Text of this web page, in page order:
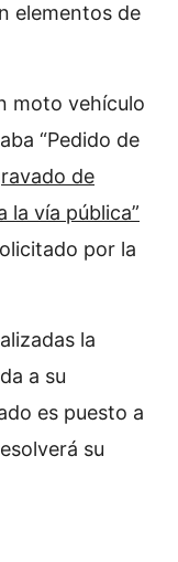
elementos de
moto vehículo
“Pedido de
de
la vía pública”
por la
la
a su
es puesto a
su